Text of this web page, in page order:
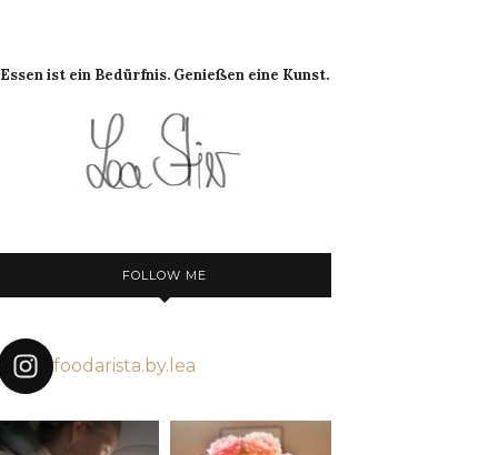
Essen ist ein Bedürfnis. Genießen eine Kunst.
FOLLOW ME
foodarista.by.lea